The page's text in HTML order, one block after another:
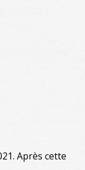
Après cette